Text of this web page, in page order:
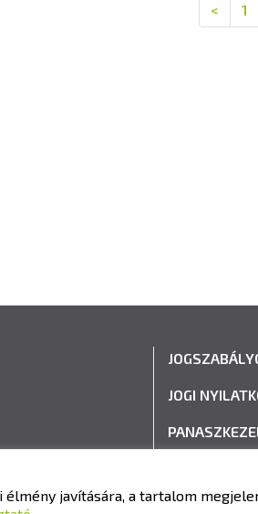
< 1
JOGI
élmény javítására, a tartalom